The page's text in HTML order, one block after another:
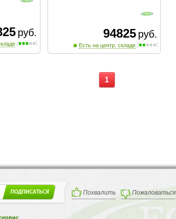
руб. 94825 руб.
Есть на центр. складе
1
Похвалить Пожаловаться